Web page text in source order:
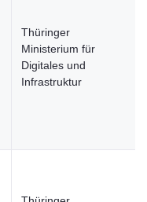
Thüringer
Ministerium für
Digitales und
Infrastruktur